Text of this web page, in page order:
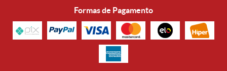
Formas de Pagamento